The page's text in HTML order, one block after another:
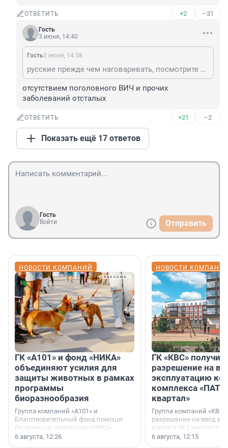
ОТВЕТИТЬ +2 –31
Гость
3 июня, 14:40
Гость3 июня, 14:38
русские прежде чем наговаривать, посмотрите на себя. Вы отличаетесь от них только высокомерием.
отсутствием поголовного ВИЧ и прочих
заболеваний отсталых
ОТВЕТИТЬ +21 –2
Показать ещё 17 ответов
Гость
Войти
Отправить
НОВОСТИ КОМПАНИЙ
ГК «А101» и фонд «НИКА»
объединяют усилия для
защиты животных в рамках
программы
биоразнообразия
Группа компаний «А101» и
Благотворительный фонд помощи
бездомным животным «НИКА»
заключили соглашение о
6 августа, 12:26
НОВОСТИ
ГК «КВС»
разрешение на
эксплуатацию
комплекса
квартал»
Группа компаний
разрешение на ввод в
корпуса № 2 жилого
Уютный квартал»,
6 августа, 12:15